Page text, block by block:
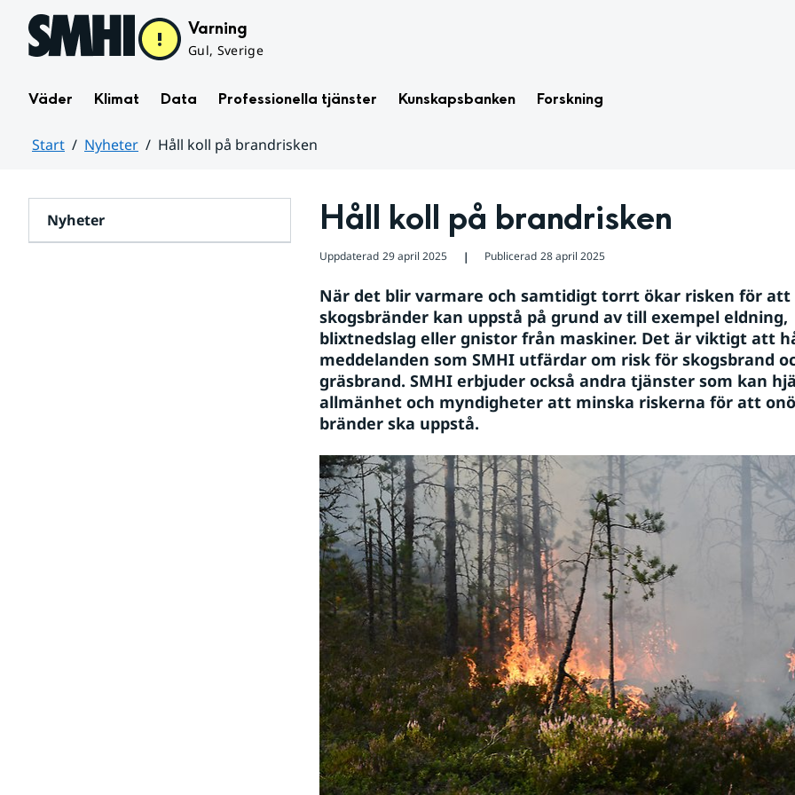
Hoppa till sidans innehåll Varning
Gul, Sverige
Väder Klimat Data Professionella tjänster Kunskapsbanken Forskning
Start Nyheter
Håll koll på brandrisken
Nyheter Håll koll på brandrisken
Uppdaterad 29 april 2025 ❘ Publicerad 28 april 2025
När det blir varmare och samtidigt torrt ökar risken för att
skogsbränder kan uppstå på grund av till exempel eldning,
blixtnedslag eller gnistor från maskiner. Det är viktigt att
meddelanden som SMHI utfärdar om risk för skogsbrand
gräsbrand. SMHI erbjuder också andra tjänster som kan
allmänhet och myndigheter att minska riskerna för att
bränder ska uppstå.